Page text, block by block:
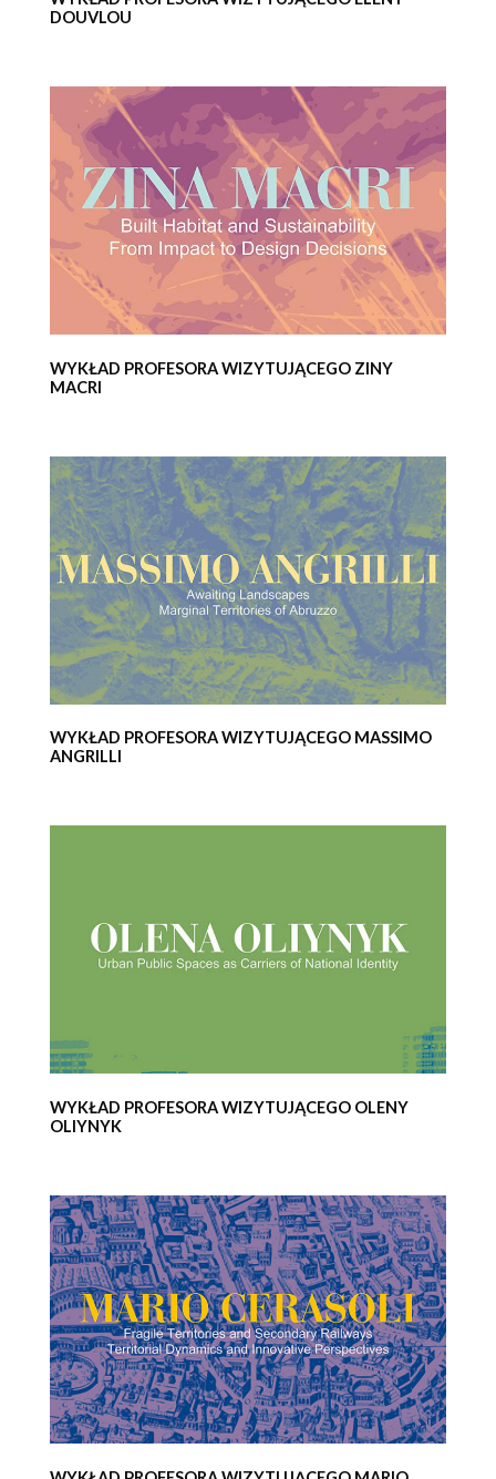
DOUVLOU
WYKŁAD PROFESORA WIZYTUJĄCEGO ZINY
MACRI
WYKŁAD PROFESORA WIZYTUJĄCEGO MASSIMO
ANGRILLI
WYKŁAD PROFESORA WIZYTUJĄCEGO OLENY
OLIYNYK